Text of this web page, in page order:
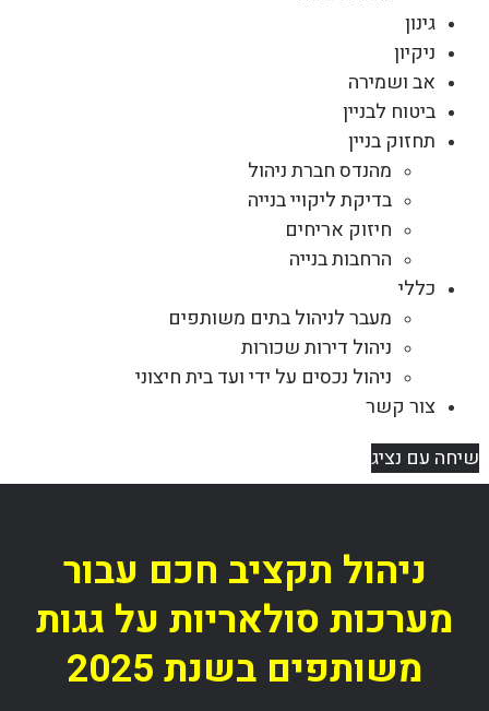
גינון
ניקיון
אב ושמירה
ביטוח לבניין
תחזוק בניין
מהנדס חברת ניהול
בדיקת ליקויי בנייה
חיזוק אריחים
הרחבות בנייה
כללי
מעבר לניהול בתים משותפים
ניהול דירות שכורות
ניהול נכסים על ידי ועד בית חיצוני
צור קשר
שיחה עם נציג
ניהול תקציב חכם עבור
מערכות סולאריות על גגות
משותפים בשנת 2025